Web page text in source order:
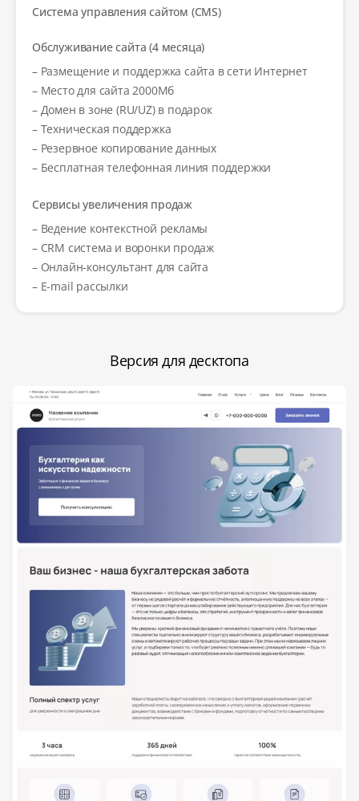
Система управления сайтом (CMS)
Обслуживание сайта (4 месяца)
– Размещение и поддержка сайта в сети Интернет
– Место для сайта 2000Мб
– Домен в зоне (RU/UZ) в подарок
– Техническая поддержка
– Резервное копирование данных
– Бесплатная телефонная линия поддержки
Сервисы увеличения продаж
– Ведение контекстной рекламы
– CRM система и воронки продаж
– Онлайн-консультант для сайта
– E-mail рассылки
Версия для десктопа